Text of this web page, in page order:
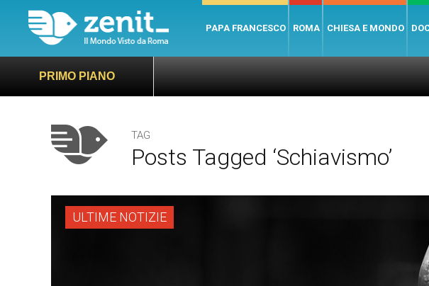
PAPA FRANCESCO ROMA CHIESA E MONDO
PRIMO PIANO Il
TAG
Posts Tagged ‘schiavismo’
ULTIME NOTIZIE